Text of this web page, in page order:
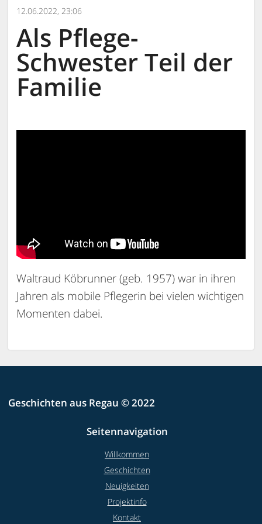
12.06.2022, 23:06
Als Pflege-
Schwester Teil der
Familie
Waltraud Köbrunner (geb. 1957) war in ihren
Jahren als mobile Pflegerin bei vielen wichtigen
Momenten dabei.
Geschichten aus Regau © 2022
Seitennavigation
Willkommen
Geschichten
Neuigkeiten
Projektinfo
Kontakt